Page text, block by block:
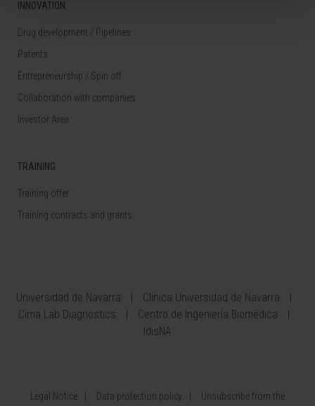
INNOVATION
Drug development / Pipelines
Patents
Entrepreneurship / Spin off
Collaboration with companies
Investor Area
TRAINING
Training offer
Training contracts and grants
Universidad de Navarra
Clínica Universidad de Navarra
Cima Lab Diagnostics
Centro de Ingeniería Biomédica
IdisNA
Legal Notice Data protection policy Unsubscribe from the